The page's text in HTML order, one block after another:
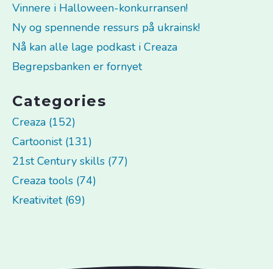
Vinnere i Halloween-konkurransen!
Ny og spennende ressurs på ukrainsk!
Nå kan alle lage podkast i Creaza
Begrepsbanken er fornyet
Categories
Creaza (152)
Cartoonist (131)
21st Century skills (77)
Creaza tools (74)
Kreativitet (69)